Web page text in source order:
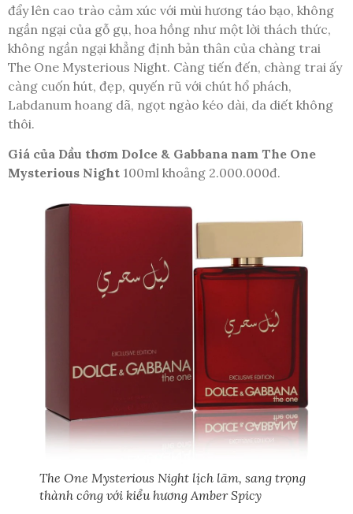
đẩy lên cao trào cảm xúc với mùi hương táo bạo, không
ngần ngại của gỗ gụ, hoa hồng như một lời thách thức,
không ngần ngại khẳng định bản thân của chàng trai
The One Mysterious Night. Càng tiến đến, chàng trai ấy
càng cuốn hút, đẹp, quyến rũ với chút hổ phách,
Labdanum hoang dã, ngọt ngào kéo dài, da diết không
thôi.
Giá của Dầu thơm Dolce & Gabbana nam The One
Mysterious Night 100ml khoảng 2.000.000đ.
The One Mysterious Night lịch lãm, sang trọng
thành công với kiểu hương Amber Spicy